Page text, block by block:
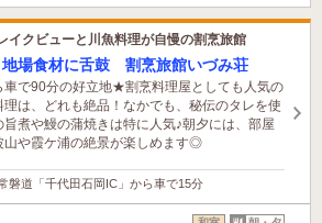
イクビューと川魚料理が自慢の割烹旅館
地場食材に舌鼓 割烹旅館いづみ荘
車で90分の好立地★割烹料理屋としても人気の
理は、どれも絶品！なかでも、秘伝のタレを使
旨煮や鰻の蒲焼きは特に人気♪朝夕には、部屋
山や霞ケ浦の絶景が楽しめます◎
磐道「千代田石岡IC」から車で15分